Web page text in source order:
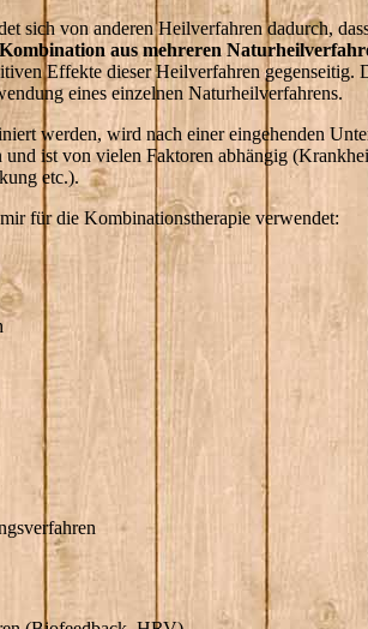
sich von anderen Heilverfahren dadurch,
Kombination aus mehreren
Effekte dieser Heilverfahren gegenseitig.
eines einzelnen Naturheilverfahrens.
werden, wird nach einer eingehenden
und ist von vielen Faktoren abhängig
etc.).
für die Kombinationstherapie verwendet: